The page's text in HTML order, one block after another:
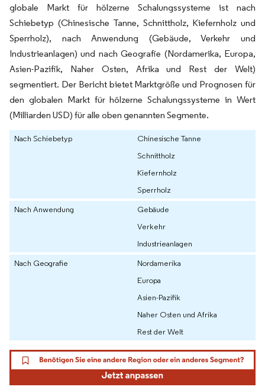
globale Markt für hölzerne Schalungssysteme ist nach
Schiebetyp (Chinesische Tanne, Schnittholz, Kiefernholz und
Sperrholz), nach Anwendung (Gebäude, Verkehr und
Industrieanlagen) und nach Geografie (Nordamerika, Europa,
Asien-Pazifik, Naher Osten, Afrika und Rest der Welt)
segmentiert. Der Bericht bietet Marktgröße und Prognosen für
den globalen Markt für hölzerne Schalungssysteme in Wert
(Milliarden USD) für alle oben genannten Segmente.
Nach Schiebetyp
Chinesische Tanne
Schnittholz
Kiefernholz
Sperrholz
Nach Anwendung
Gebäude
Verkehr
Industrieanlagen
Nach Geografie
Nordamerika
Europa
Asien-Pazifik
Naher Osten und Afrika
Rest der Welt